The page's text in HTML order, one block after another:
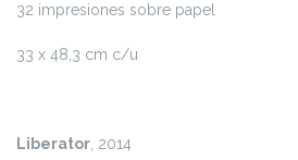
32 impresiones sobre papel
33 x 48,3 cm c/u
Liberator, 2014